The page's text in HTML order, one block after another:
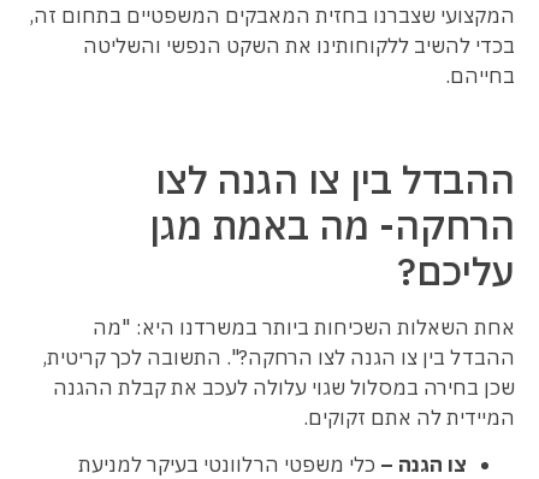
המקצועי שצברנו בחזית המאבקים המשפטיים בתחום זה,
בכדי להשיב ללקוחותינו את השקט הנפשי והשליטה
בחייהם.
ההבדל בין צו הגנה לצו
הרחקה- מה באמת מגן
עליכם?
אחת השאלות השכיחות ביותר במשרדנו היא: "מה
ההבדל בין צו הגנה לצו הרחקה?". התשובה לכך קריטית,
שכן בחירה במסלול שגוי עלולה לעכב את קבלת ההגנה
המיידית לה אתם זקוקים.
צו הגנה –כלי משפטי הרלוונטי בעיקר למניעת